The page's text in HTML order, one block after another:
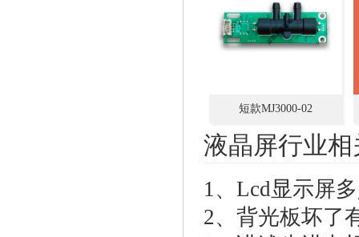
短款MJ3000-02
液晶屏行业
1、 Lcd显示屏
2、 背光板坏了